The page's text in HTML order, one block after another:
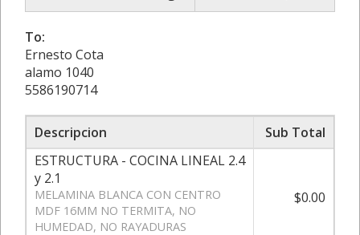
To:
Ernesto Cota
alamo 1040
5586190714
Descripcion
Sub Total
ESTRUCTURA - COCINA LINEAL 2.4
y 2.1
MELAMINA BLANCA CON CENTRO
MDF 16MM NO TERMITA, NO
HUMEDAD, NO RAYADURAS
$0.00